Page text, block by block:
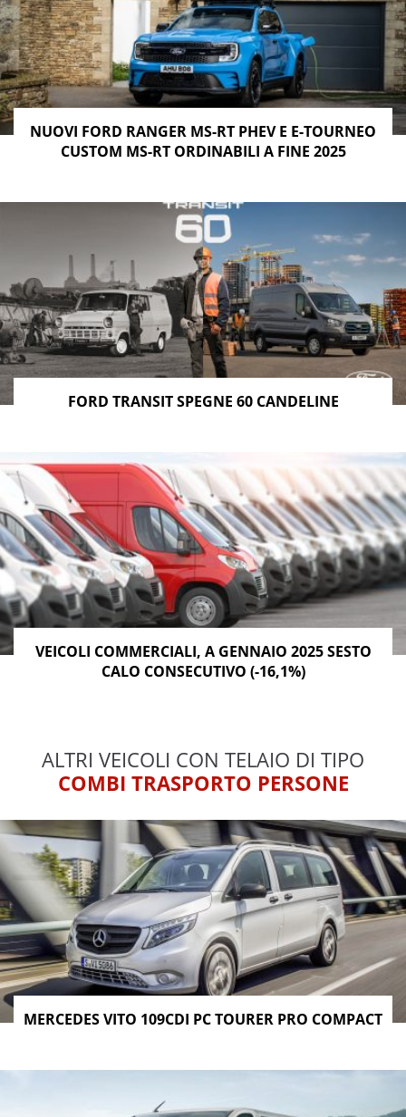
NUOVI FORD RANGER MS-RT PHEV E E-TOURNEO
CUSTOM MS-RT ORDINABILI A FINE 2025
FORD TRANSIT SPEGNE 60 CANDELINE
VEICOLI COMMERCIALI, A GENNAIO 2025 SESTO
CALO CONSECUTIVO (-16,1%)
ALTRI VEICOLI CON TELAIO DI TIPO
COMBI TRASPORTO PERSONE
MERCEDES VITO 109CDI PC TOURER PRO COMPACT